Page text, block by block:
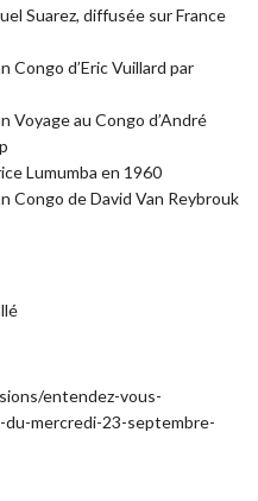
Suarez, diffusée sur France
Congo d’Eric Vuillard par
Voyage au Congo d’André
Lumumba en 1960
Congo de David Van Reybrouk
entendez-vous-
mercredi-23-septembre-